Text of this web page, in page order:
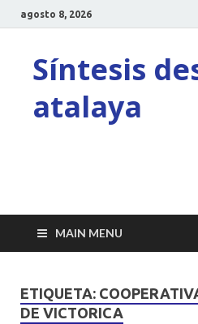
agosto 8, 2026
Síntesis
atalaya
MAIN MENU
ETIQUETA:
DE VICTORICA